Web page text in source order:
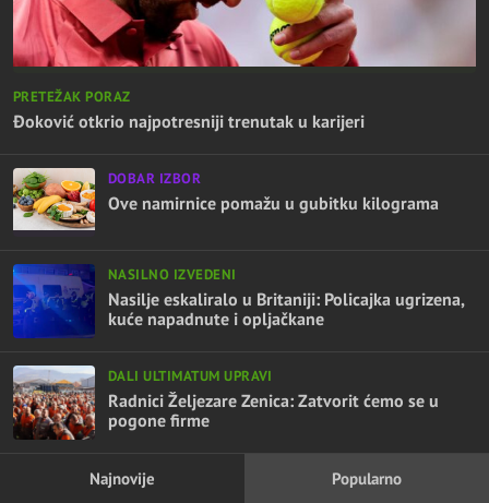
PRETEŽAK PORAZ
Đoković otkrio najpotresniji trenutak u karijeri
DOBAR IZBOR
Ove namirnice pomažu u gubitku kilograma
NASILNO IZVEDENI
Nasilje eskaliralo u Britaniji: Policajka ugrizena,
kuće napadnute i opljačkane
DALI ULTIMATUM UPRAVI
Radnici Željezare Zenica: Zatvorit ćemo se u
pogone firme
Najnovije Popularno